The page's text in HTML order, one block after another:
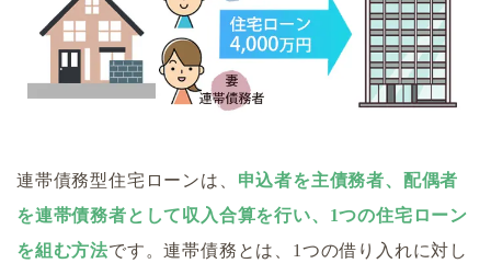
連帯債務型住宅ローンは、 申込者を主債務者、配偶者
を連帯債務者として収入合算を行い、1つの住宅ローン
を組む方法です。連帯債務とは、1つの借り入れに対し